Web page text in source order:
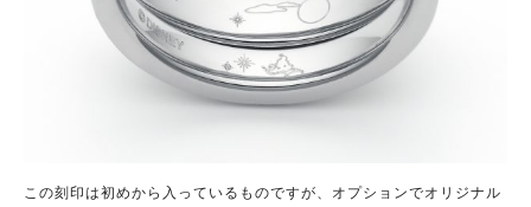
この刻印は初めから入っているものですが、オプションでオリジナル